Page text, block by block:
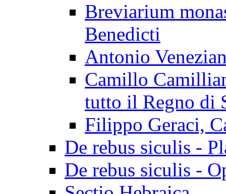
Breviarium
Benedicti
Antonio
Camillo
tutto il Regno di
Filippo Geraci,
De rebus siculis -
De rebus siculis -